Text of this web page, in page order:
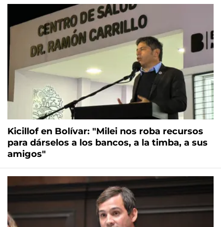
Kicillof en Bolívar: "Milei nos roba recursos
para dárselos a los bancos, a la timba, a sus
amigos"